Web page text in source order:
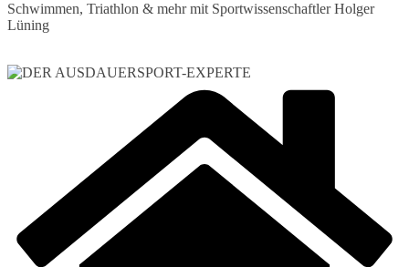
Schwimmen, Triathlon & mehr mit Sportwissenschaftler Holger
Lüning